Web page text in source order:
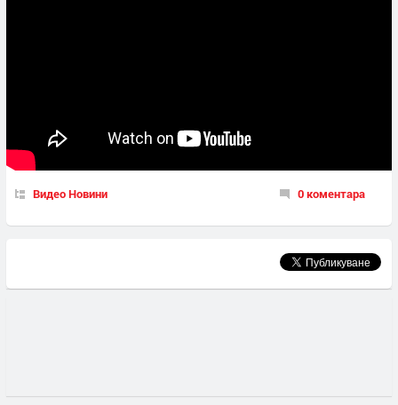
Видео Новини 0 коментара